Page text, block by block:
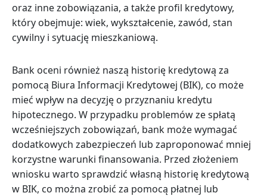
oraz inne zobowiązania, a także profil kredytowy,
który obejmuje: wiek, wykształcenie, zawód, stan
cywilny i sytuację mieszkaniową.
Bank oceni również naszą historię kredytową za
pomocą Biura Informacji Kredytowej (BIK), co może
mieć wpływ na decyzję o przyznaniu kredytu
hipotecznego. W przypadku problemów ze spłatą
wcześniejszych zobowiązań, bank może wymagać
dodatkowych zabezpieczeń lub zaproponować mniej
korzystne warunki finansowania. Przed złożeniem
wniosku warto sprawdzić własną historię kredytową
w BIK, co można zrobić za pomocą płatnej lub